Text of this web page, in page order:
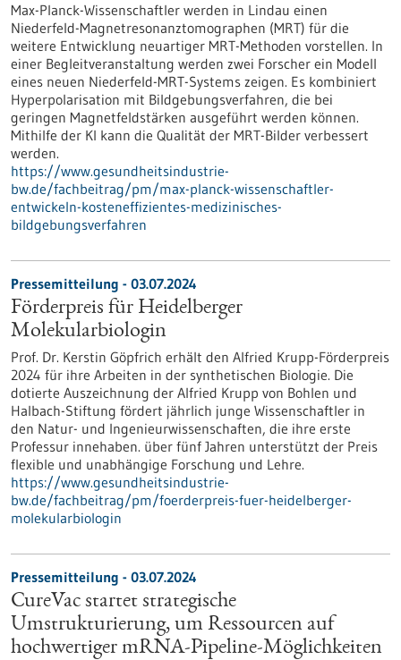
Max-Planck-Wissenschaftler werden in Lindau einen
Niederfeld-Magnetresonanztomographen (MRT) für die
weitere Entwicklung neuartiger MRT-Methoden vorstellen. In
einer Begleitveranstaltung werden zwei Forscher ein Modell
eines neuen Niederfeld-MRT-Systems zeigen. Es kombiniert
Hyperpolarisation mit Bildgebungsverfahren, die bei
geringen Magnetfeldstärken ausgeführt werden können.
Mithilfe der KI kann die Qualität der MRT-Bilder verbessert
werden.
https://www.gesundheitsindustrie-
bw.de/fachbeitrag/pm/max-planck-wissenschaftler-
entwickeln-kosteneffizientes-medizinisches-
bildgebungsverfahren
Pressemitteilung - 03.07.2024
Förderpreis für Heidelberger
Molekularbiologin
Prof. Dr. Kerstin Göpfrich erhält den Alfried Krupp-Förderpreis
2024 für ihre Arbeiten in der synthetischen Biologie. Die
dotierte Auszeichnung der Alfried Krupp von Bohlen und
Halbach-Stiftung fördert jährlich junge Wissenschaftler in
den Natur- und Ingenieurwissenschaften, die ihre erste
Professur innehaben. über fünf Jahren unterstützt der Preis
flexible und unabhängige Forschung und Lehre.
https://www.gesundheitsindustrie-
bw.de/fachbeitrag/pm/foerderpreis-fuer-heidelberger-
molekularbiologin
Pressemitteilung - 03.07.2024
CureVac startet strategische
Umstrukturierung, um Ressourcen auf
hochwertiger mRNA-Pipeline-Möglichkeiten